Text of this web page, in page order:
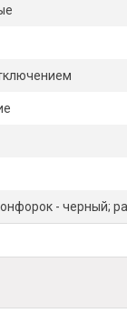
- черный;